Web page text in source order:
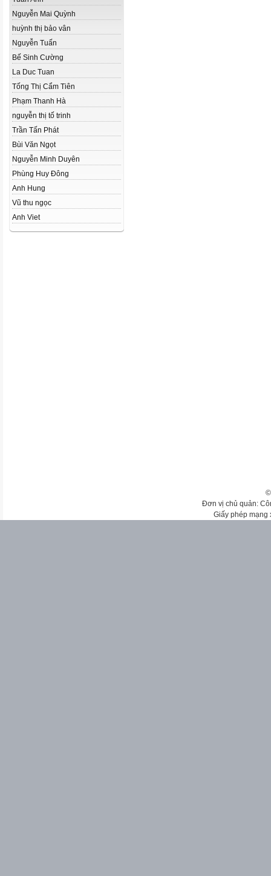
Nguyễn Mai Quỳnh
huỳnh thị bảo vân
Nguyễn Tuấn
Bế Sinh Cường
La Duc Tuan
Tống Thị Cẩm Tiên
Phạm Thanh Hà
nguyễn thị tố trinh
Trần Tấn Phát
Bùi Văn Ngọt
Nguyễn Minh Duyên
Phùng Huy Đông
Anh Hung
Vũ thu ngọc
Anh Viet
Đơn vị chủ quản:
Giấy phép mạng